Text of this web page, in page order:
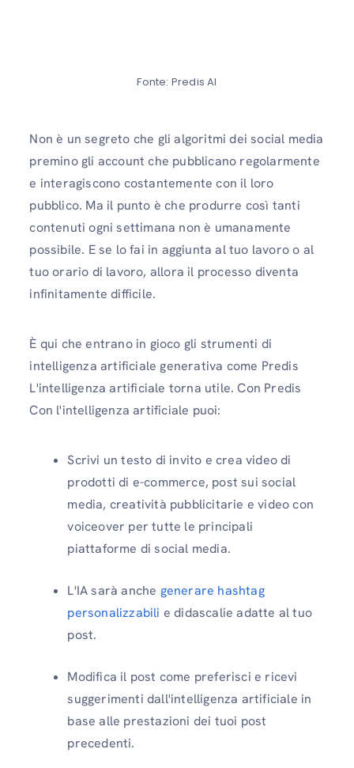
Fonte: Predis AI
Non è un segreto che gli algoritmi dei social media
premino gli account che pubblicano regolarmente
e interagiscono costantemente con il loro
pubblico. Ma il punto è che produrre così tanti
contenuti ogni settimana non è umanamente
possibile. E se lo fai in aggiunta al tuo lavoro o al
tuo orario di lavoro, allora il processo diventa
infinitamente difficile.
È qui che entrano in gioco gli strumenti di
intelligenza artificiale generativa come Predis
L'intelligenza artificiale torna utile. Con Predis
Con l'intelligenza artificiale puoi:
Scrivi un testo di invito e crea video di
prodotti di e-commerce, post sui social
media, creatività pubblicitarie e video con
voiceover per tutte le principali
piattaforme di social media.
L'IA sarà anche generare hashtag
personalizzabili e didascalie adatte al tuo
post.
Modifica il post come preferisci e ricevi
suggerimenti dall'intelligenza artificiale in
base alle prestazioni dei tuoi post
precedenti.